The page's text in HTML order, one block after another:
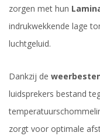
zorgen met hun
indrukwekkende lage
luchtgeluid.
Dankzij de
luidsprekers bestand
zorgt voor optimale